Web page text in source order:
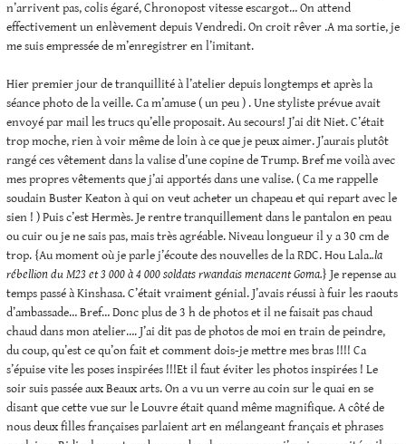
n’arrivent pas, colis égaré, Chronopost vitesse escargot… On attend
effectivement un enlèvement depuis Vendredi. On croit rêver .A ma sortie, je
me suis empressée de m’enregistrer en l’imitant.
Hier premier jour de tranquillité à l’atelier depuis longtemps et après la
séance photo de la veille. Ca m’amuse ( un peu ) . Une styliste prévue avait
envoyé par mail les trucs qu’elle proposait. Au secours! J’ai dit Niet. C’était
trop moche, rien à voir même de loin à ce que je peux aimer. J’aurais plutôt
rangé ces vêtement dans la valise d’une copine de Trump. Bref me voilà avec
mes propres vêtements que j’ai apportés dans une valise. ( Ca me rappelle
soudain Buster Keaton à qui on veut acheter un chapeau et qui repart avec le
sien ! ) Puis c’est Hermès. Je rentre tranquillement dans le pantalon en peau
ou cuir ou je ne sais pas, mais très agréable. Niveau longueur il y a 30 cm de
trop. {Au moment où je parle j’écoute des nouvelles de la RDC. Hou Lala..la
rébellion du M23 et 3 000 à 4 000 soldats rwandais menacent Goma.} Je repense au
temps passé à Kinshasa. C’était vraiment génial. J’avais réussi à fuir les raouts
d’ambassade… Bref… Donc plus de 3 h de photos et il ne faisait pas chaud
chaud dans mon atelier…. J’ai dit pas de photos de moi en train de peindre,
du coup, qu’est ce qu’on fait et comment dois-je mettre mes bras !!!! Ca
s’épuise vite les poses inspirées !!!Et il faut éviter les photos inspirées ! Le
soir suis passée aux Beaux arts. On a vu un verre au coin sur le quai en se
disant que cette vue sur le Louvre était quand même magnifique. A côté de
nous deux filles françaises parlaient art en mélangeant français et phrases